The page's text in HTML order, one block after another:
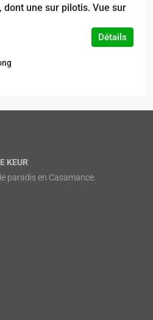
dont une sur pilotis. Vue sur
Détails
KEUR
paradis en Casamance.